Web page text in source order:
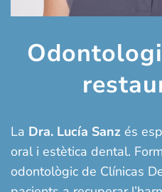
La Dra. Lucía Sanz és
oral i estètica dental.
odontològic de Clínicas